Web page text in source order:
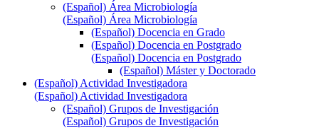
(Español) Área Microbiología
(Español) Área Microbiología
(Español) Docencia en Grado
(Español) Docencia en Postgrado
(Español) Docencia en Postgrado
(Español) Máster y Doctorado
(Español) Actividad Investigadora
(Español) Actividad Investigadora
(Español) Grupos de Investigación
(Español) Grupos de Investigación